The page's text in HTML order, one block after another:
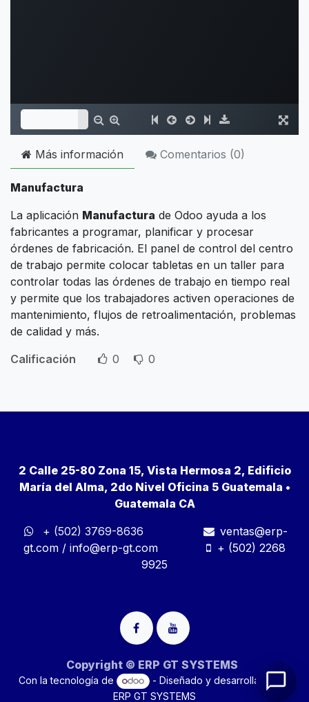
Más información Comentarios (0)
Manufactura
La aplicación Manufactura de Odoo ayuda a los
fabricantes a programar, planificar y procesar
órdenes de fabricación. El panel de control del centro
de trabajo permite colocar tabletas en un taller para
controlar todas las órdenes de trabajo en tiempo real
y permite que los trabajadores activen operaciones de
mantenimiento, flujos de retroalimentación, problemas
de calidad y más.
Calificación
0 0
2 Calle 25-80 Zona 15, Vista Hermosa 2, Edificio
María del Alma, 2do Nivel Oficina 5 Guatemala •
Guatemala CA
+ (502) 3769-8636
ventas@erp-
gt.com / info@erp-gt.com
+ (502) 2268
9925
Copyright © ERP GT SYSTEMS
Con la tecnología de
- Diseñado y desarrollado por
ERP GT SYSTEMS